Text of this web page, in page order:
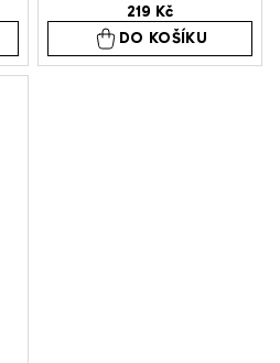
hodnocení
produktu
je
219 Kč
DO KOŠÍKU